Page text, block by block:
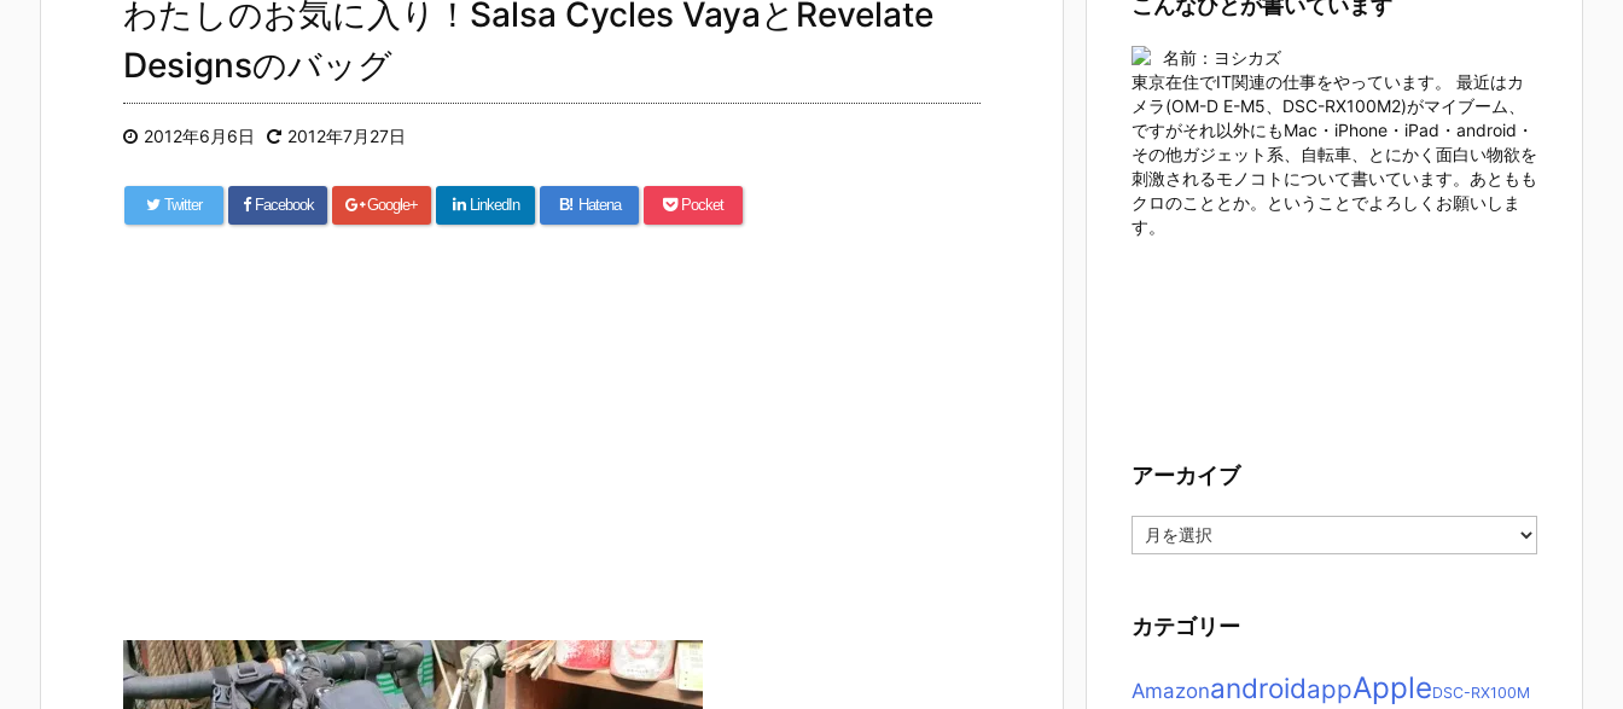
わたしのお気に入り！Salsa Cycles VayaとRevelate
Designsのバッグ
2012年6月6日 2012年7月27日
Twitter Facebook Google+ LinkedIn B! Hatena Pocket
こんなひとが書いています
名前：ヨシカズ
東京在住でIT関連の仕事をやっています。 最近はカ
メラ(OM-D E-M5、DSC-RX100M2)がマイブーム、
ですがそれ以外にもMac・iPhone・iPad・android・
その他ガジェット系、自転車、とにかく面白い物欲を
刺激されるモノコトについて書いています。あともも
クロのこととか。ということでよろしくお願いしま
す。
アーカイブ
ー
ブ
カテゴリー
AmazonandroidappAppleDSC-RX100M